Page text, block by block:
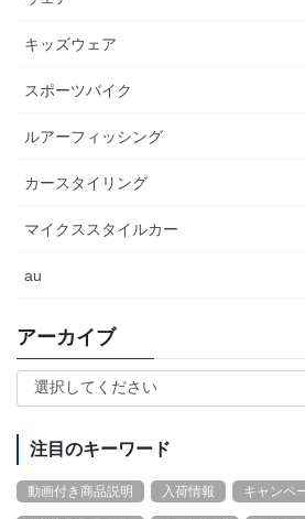
キッズウェア
スポーツバイク
ルアーフィッシング
カースタイリング
マイクススタイルカー
au
アーカイブ
注目のキーワード
動画付き商品説明 入荷情報 キャンペ